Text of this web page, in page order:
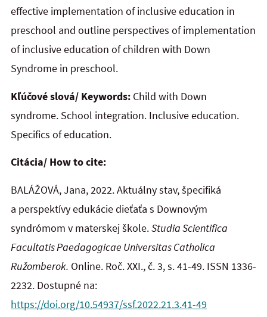
effective implementation of inclusive education in
preschool and outline perspectives of implementation
of inclusive education of children with Down
Syndrome in preschool.
Kľúčové slová/ Keywords: Child with Down
syndrome. School integration. Inclusive education.
Specifics of education.
Citácia/ How to cite:
BALÁŽOVÁ, Jana, 2022. Aktuálny stav, špecifiká
a perspektívy edukácie dieťaťa s Downovým
syndrómom v materskej škole.Studia Scientifica
Facultatis Paedagogicae Universitas Catholica
Ružomberok. Online. Roč. XXI., č. 3, s. 41-49. ISSN 1336-
2232. Dostupné na:
https://doi.org/10.54937/ssf.2022.21.3.41-49